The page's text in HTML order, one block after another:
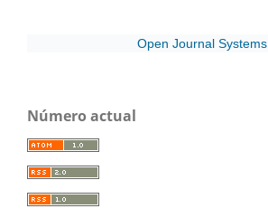
Open Journal Systems
Número actual